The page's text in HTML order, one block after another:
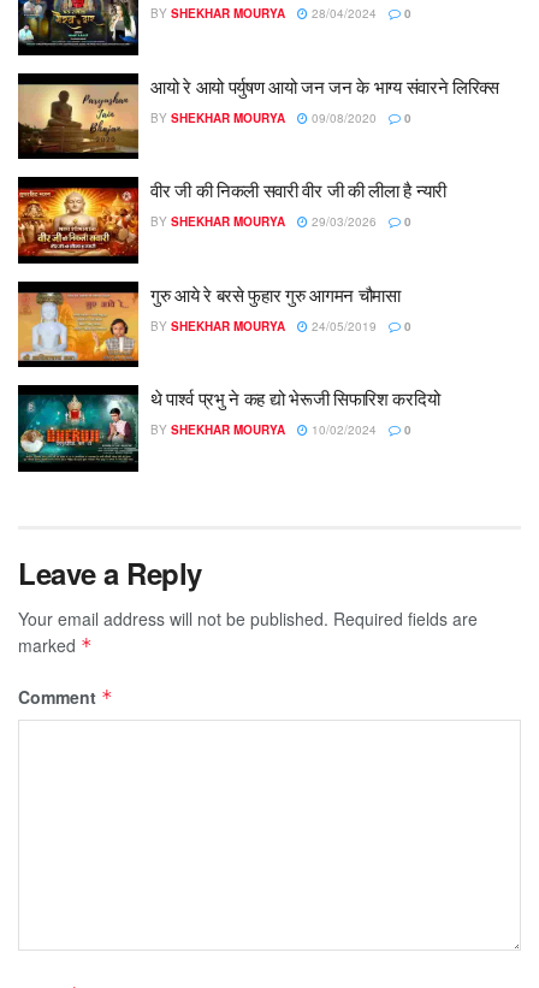
BY SHEKHAR MOURYA 28/04/2024 0
आयो रे आयो पर्युषण आयो जन जन के भाग्य संवारने लिरिक्स
BY SHEKHAR MOURYA 09/08/2020 0
वीर जी की निकली सवारी वीर जी की लीला है न्यारी
BY SHEKHAR MOURYA 29/03/2026 0
गुरु आये रे बरसे फुहार गुरु आगमन चौमासा
BY SHEKHAR MOURYA 24/05/2019 0
थे पार्श्व प्रभु ने कह द्यो भेरूजी सिफारिश करदियो
BY SHEKHAR MOURYA 10/02/2024 0
Leave a Reply
Your email address will not be published. Required fields are
marked *
Comment *